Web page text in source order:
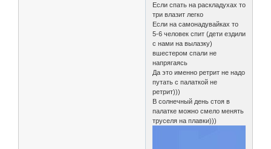
Если спать на раскладухах то
три влазит легко
Если на самонадувайках то
5-6 человек спит (дети ездили
с нами на вылазку)
вшестером спали не
напрягаясь
Да это именно ретрит не надо
путать с палаткой не
ретрит)))
В солнечный день стоя в
палатке можно смело менять
труселя на плавки)))